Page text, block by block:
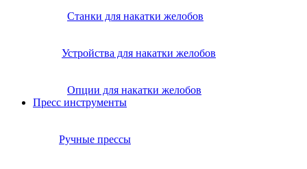
Станки для накатки желобов
Устройства для накатки желобов
Опции для накатки желобов
Пресс инструменты
Ручные прессы